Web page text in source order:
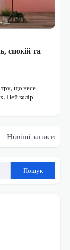
спокій та
що несе
Цей колір
Новіші записи
Пошук